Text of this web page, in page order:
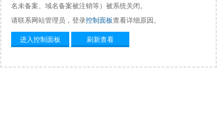
名未备案、域名备案被注销等）被系统关闭。
请联系网站管理员，登录控制面板查看详细原因。
进入控制面板
刷新查看